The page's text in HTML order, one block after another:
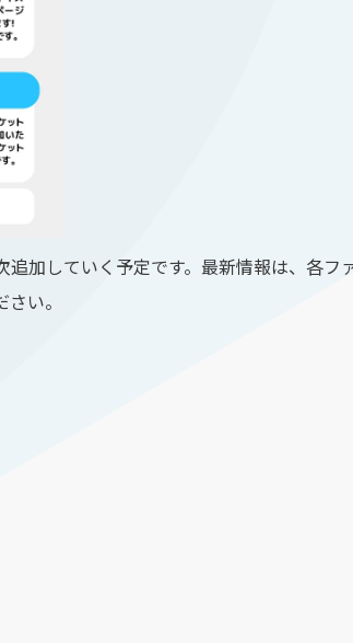
加していく予定です。最新情報は、各フ
い。